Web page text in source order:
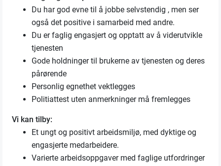
Du har god evne til å jobbe selvstendig , men ser
også det positive i samarbeid med andre.
Du er faglig engasjert og opptatt av å viderutvikle
tjenesten
Gode holdninger til brukerne av tjenesten og deres
pårørende
Personlig egnethet vektlegges
Politiattest uten anmerkninger må fremlegges
Vi kan tilby:
Et ungt og positivt arbeidsmiljø, med dyktige og
engasjerte medarbeidere.
Varierte arbeidsoppgaver med faglige utfordringer